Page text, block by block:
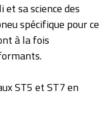
sa science des
spécifique pour ce
à la fois
ST5 et ST7 en